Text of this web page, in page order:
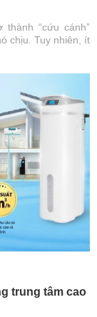
“cứu cánh”
chịu. Tuy nhiên, ít
trung tâm cao